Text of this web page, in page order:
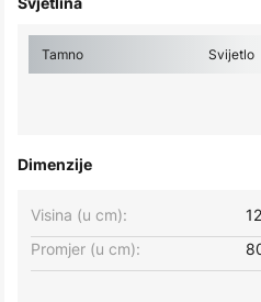
Tamno Svijetlo
Dimenzije
Visina (u cm):
Promjer (u cm):